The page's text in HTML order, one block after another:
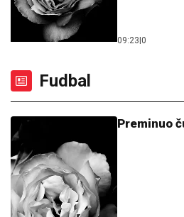
09:23 0
Fudbal
Preminuo